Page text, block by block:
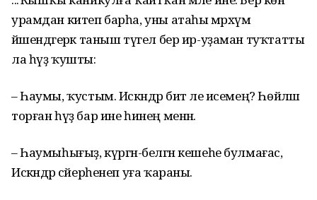
урамдан китеп барһа, уны атаһы мәрхүм
йәшендәгерәк таныш түгел бер ир-уҙаман туҡтатты
ла һүҙ ҡушты:
– Һаумы, ҡустым. Искәндәр бит әле исемең? Һөйләшә
торған һүҙ бар ине һинең менән.
– Һаумыһығыҙ, күргән-белгән кешеһе булмағас,
Искәндәр сәйерһенеп уға ҡараны.